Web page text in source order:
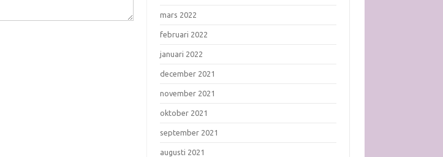
mars 2022
februari 2022
januari 2022
december 2021
november 2021
oktober 2021
september 2021
augusti 2021